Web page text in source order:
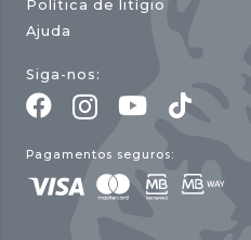
Política de litígio
Ajuda
Siga-nos:
Pagamentos seguros: